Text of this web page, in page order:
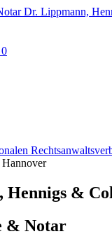
Hennigs &
& Notar